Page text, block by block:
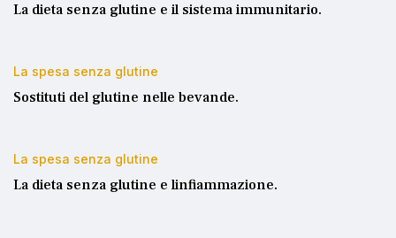
La dieta senza glutine e il sistema immunitario.
La spesa senza glutine
Sostituti del glutine nelle bevande.
La spesa senza glutine
La dieta senza glutine e linfiammazione.